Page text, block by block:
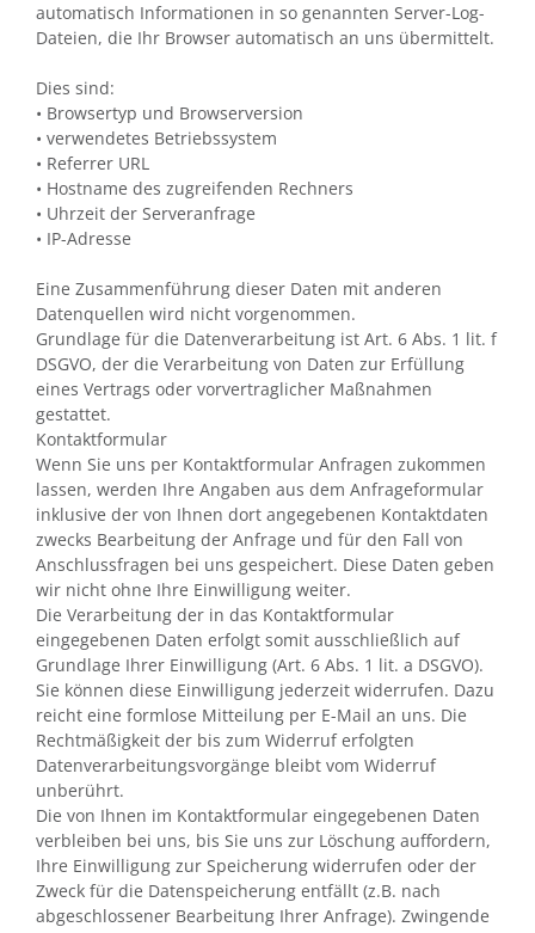
automatisch Informationen in so genannten Server-Log-
Dateien, die Ihr Browser automatisch an uns übermittelt.
Dies sind:
• Browsertyp und Browserversion
• verwendetes Betriebssystem
• Referrer URL
• Hostname des zugreifenden Rechners
• Uhrzeit der Serveranfrage
• IP-Adresse
Eine Zusammenführung dieser Daten mit anderen
Datenquellen wird nicht vorgenommen.
Grundlage für die Datenverarbeitung ist Art. 6 Abs. 1 lit. f
DSGVO, der die Verarbeitung von Daten zur Erfüllung
eines Vertrags oder vorvertraglicher Maßnahmen
gestattet.
Kontaktformular
Wenn Sie uns per Kontaktformular Anfragen zukommen
lassen, werden Ihre Angaben aus dem Anfrageformular
inklusive der von Ihnen dort angegebenen Kontaktdaten
zwecks Bearbeitung der Anfrage und für den Fall von
Anschlussfragen bei uns gespeichert. Diese Daten geben
wir nicht ohne Ihre Einwilligung weiter.
Die Verarbeitung der in das Kontaktformular
eingegebenen Daten erfolgt somit ausschließlich auf
Grundlage Ihrer Einwilligung (Art. 6 Abs. 1 lit. a DSGVO).
Sie können diese Einwilligung jederzeit widerrufen. Dazu
reicht eine formlose Mitteilung per E-Mail an uns. Die
Rechtmäßigkeit der bis zum Widerruf erfolgten
Datenverarbeitungsvorgänge bleibt vom Widerruf
unberührt.
Die von Ihnen im Kontaktformular eingegebenen Daten
verbleiben bei uns, bis Sie uns zur Löschung auffordern,
Ihre Einwilligung zur Speicherung widerrufen oder der
Zweck für die Datenspeicherung entfällt (z.B. nach
abgeschlossener Bearbeitung Ihrer Anfrage). Zwingende